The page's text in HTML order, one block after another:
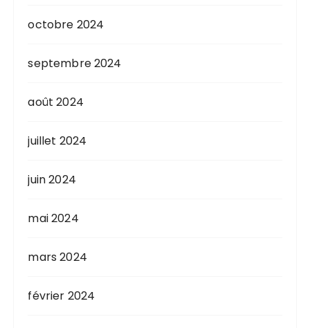
octobre 2024
septembre 2024
août 2024
juillet 2024
juin 2024
mai 2024
mars 2024
février 2024